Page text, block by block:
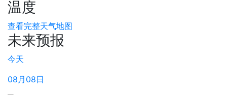
温度
查看完整天气地图
未来预报
今天
08月08日